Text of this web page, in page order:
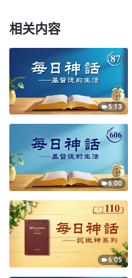
相关内容
5:13
6:00
6:05